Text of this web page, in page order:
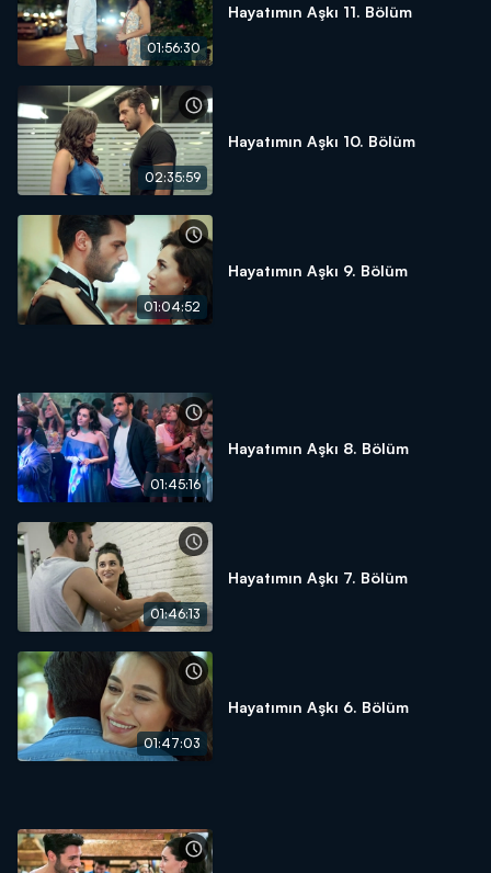
01:56:30
Hayatımın Aşkı 11. Bölüm
02:35:59
Hayatımın Aşkı 10. Bölüm
01:04:52
Hayatımın Aşkı 9. Bölüm
01:45:16
Hayatımın Aşkı 8. Bölüm
01:46:13
Hayatımın Aşkı 7. Bölüm
01:47:03
Hayatımın Aşkı 6. Bölüm